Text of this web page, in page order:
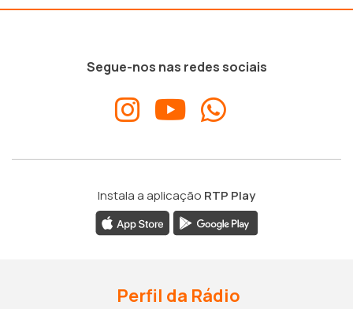
Segue-nos nas redes sociais
Instala a aplicação RTP Play
Perfil da Rádio